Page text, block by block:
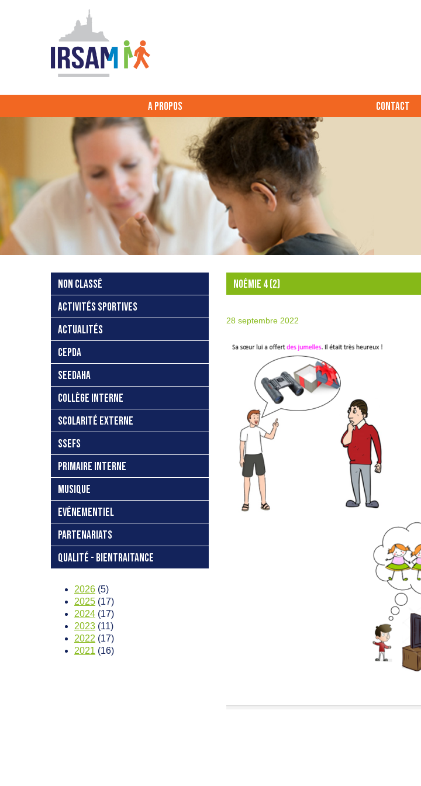
A PROPOS CONTACT
NON CLASSÉ
ACTIVITÉS SPORTIVES
ACTUALITÉS
CEPDA
SEEDAHA
COLLÈGE INTERNE
SCOLARITÉ EXTERNE
SSEFS
PRIMAIRE INTERNE
MUSIQUE
EVÉNEMENTIEL
PARTENARIATS
QUALITÉ - BIENTRAITANCE
2026 (5)
2025 (17)
2024 (17)
2023 (11)
2022 (17)
2021 (16)
NOÉMIE 4 (2)
28 septembre 2022